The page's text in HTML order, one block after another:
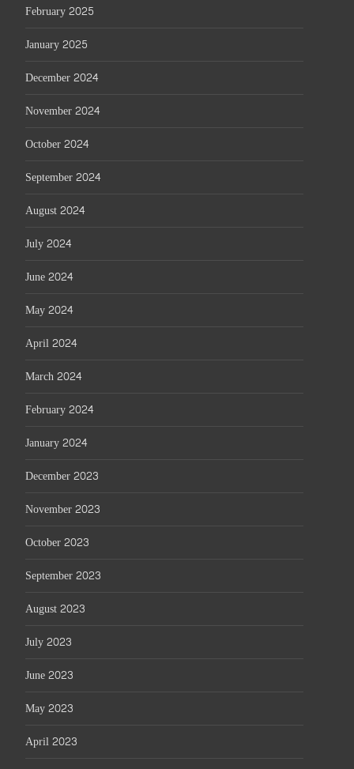
February 2025
January 2025
December 2024
November 2024
October 2024
September 2024
August 2024
July 2024
June 2024
May 2024
April 2024
March 2024
February 2024
January 2024
December 2023
November 2023
October 2023
September 2023
August 2023
July 2023
June 2023
May 2023
April 2023